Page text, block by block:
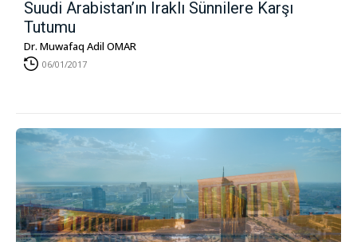
Suudi Arabistan’ın Iraklı Sünnilere Karşı
Tutumu
Dr. Muwafaq Adil OMAR
06/01/2017